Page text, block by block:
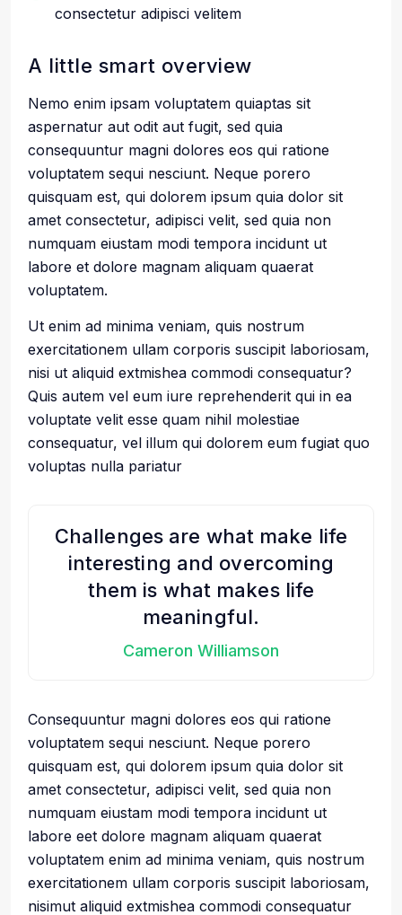
consectetur adipisci velitem
A little smart overview
Nemo enim ipsam voluptatem quiaptas sit
aspernatur aut odit aut fugit, sed quia
consequuntur magni dolores eos qui ratione
voluptatem sequi nesciunt. Neque porero
quisquam est, qui dolorem ipsum quia dolor sit
amet consectetur, adipisci velit, sed quia non
numquam eiustam modi tempora incidunt ut
labore et dolore magnam aliquam quaerat
voluptatem.
Ut enim ad minima veniam, quis nostrum
exercitationem ullam corporis suscipit laboriosam,
nisi ut aliquid extmishea commodi consequatur?
Quis autem vel eum iure reprehenderit qui in ea
voluptate velit esse quam nihil molestiae
consequatur, vel illum qui dolorem eum fugiat quo
voluptas nulla pariatur
Challenges are what make life
interesting and overcoming
them is what makes life
meaningful.
Cameron Williamson
Consequuntur magni dolores eos qui ratione
voluptatem sequi nesciunt. Neque porero
quisquam est, qui dolorem ipsum quia dolor sit
amet consectetur, adipisci velit, sed quia non
numquam eiustam modi tempora incidunt ut
labore eet dolore magnam aliquam quaerat
voluptatem enim ad minima veniam, quis nostrum
exercitationem ullam corporis suscipit laboriosam,
nisimut aliquid extmishea commodi consequatur